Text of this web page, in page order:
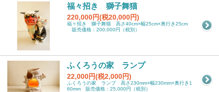
福々招き 獅子舞猫
220,000円(税20,000円)
福々招き 獅子舞猫 高さ40cm×幅25cm×奥行き25cm
販売価格：200,000円（税別）
ふくろうの家 ランプ
22,000円(税2,000円)
ふくろうの家 ランプ 高さ230mm×幅230mm×奥行き1
60mm 販売価格：25,000円（税別）